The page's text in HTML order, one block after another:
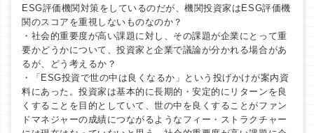
ESG評価機関対策をしているのだが、機関投資家はESG評価機
関のスコアを重視しないものなのか？
・社会的重要度が高い課題に対し、その課題が企業にとって重
要かどうかについて、投資家と企業で議論が分かれる場合があ
るが、どう考えるか？
・「ESG投資で世の中は良くなるか」という投げかけが案内資
料にあった。投資家は基本的に長期的・安定的にリターンを良
くすることを目的としていて、世の中を良くすることがファン
ドマネジャーの成績につながるようなフィー・ストラクチャー